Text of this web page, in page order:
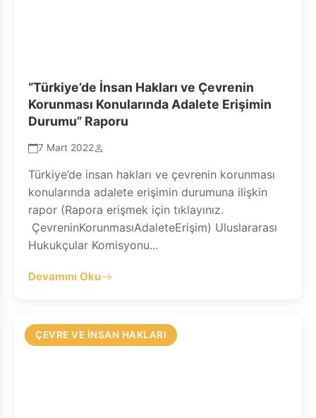
“Türkiye’de İnsan Hakları ve Çevrenin
Korunması Konularında Adalete Erişimin
Durumu” Raporu
7 Mart 2022
Türkiye’de insan hakları ve çevrenin korunması
konularında adalete erişimin durumuna ilişkin
rapor (Rapora erişmek için tıklayınız.
ÇevreninKorunmasıAdaleteErişim) Uluslararası
Hukukçular Komisyonu...
Devamını Oku
ÇEVRE VE İNSAN HAKLARI